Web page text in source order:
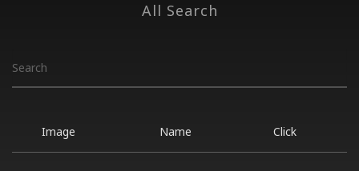
All Search
Image Name Click